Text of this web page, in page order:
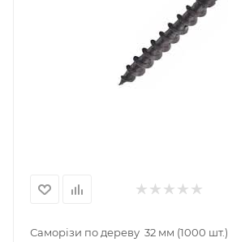
Саморізи по дереву 32 мм (1000 шт.)